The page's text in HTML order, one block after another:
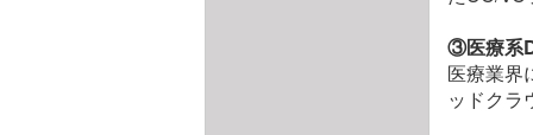
③医療系
医療業界
ッドクラ